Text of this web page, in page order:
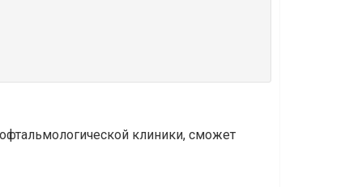
клиники, сможет